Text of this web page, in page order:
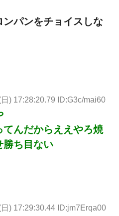
パンをチョイスしな
) 17:28:20.79 ID:G3c/mai60
んだからええやろ焼
勝ち目ない
) 17:29:30.44 ID:jm7Erqa00